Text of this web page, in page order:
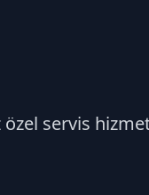
özel servis